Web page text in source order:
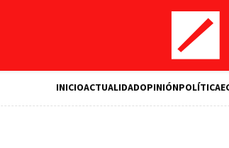
INICIOACTUALIDADOPINIÓNPOLÍTICA